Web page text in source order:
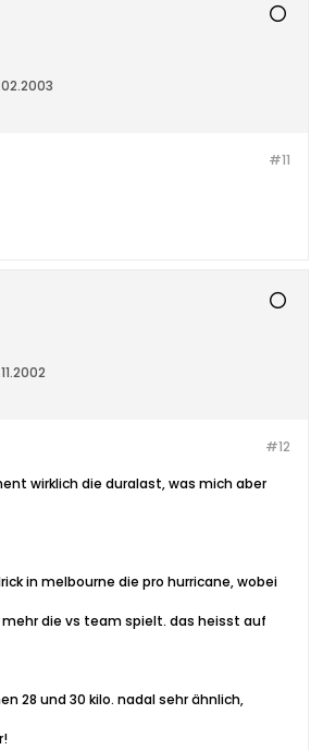
#11
#12
wirklich die duralast, was mich aber
in melbourne die pro hurricane, wobei
die vs team spielt. das heisst auf
28 und 30 kilo. nadal sehr ähnlich,